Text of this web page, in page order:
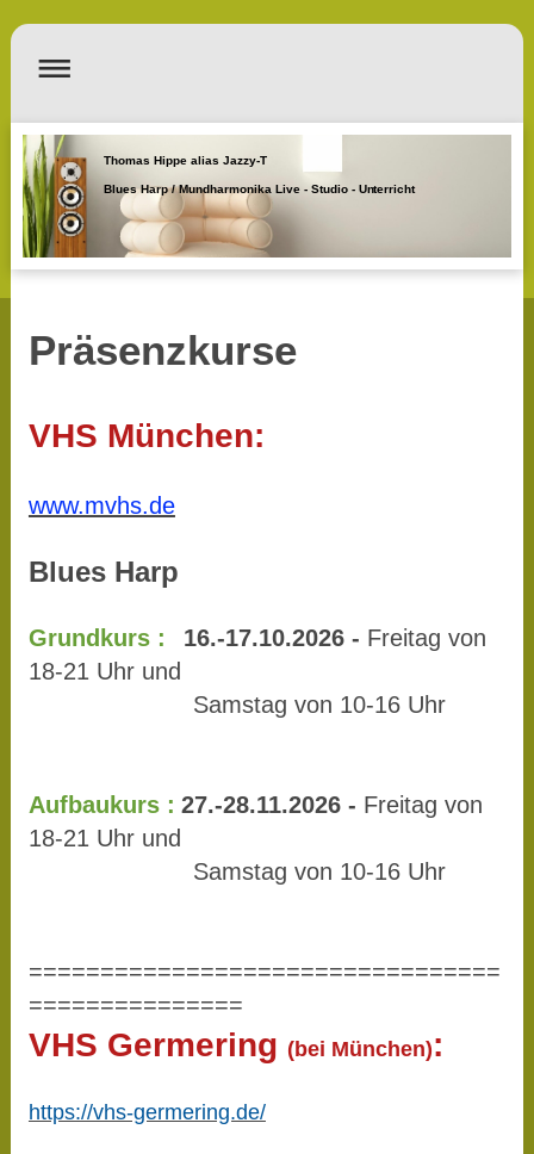
Thomas Hippe alias Jazzy-T
Blues Harp / Mundharmonika Live - Studio - Unterricht
Präsenzkurse
VHS München:
www.mvhs.de
Blues Harp
Grundkurs : 16.-17.10.2026 - Freitag von
18-21 Uhr und
Samstag von 10-16 Uhr
Aufbaukurs : 27.-28.11.2026 - Freitag von
18-21 Uhr und
Samstag von 10-16 Uhr
=================================
===============
VHS Germering (bei München):
https://vhs-germering.de/